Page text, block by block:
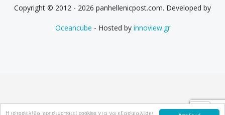
Η ιστοσελίδα χρησιμοποιεί cookies για να εξασφαλίσει
Copyright © 2012 - 2026 panhellenicpost.com. Developed by
Oceancube - Hosted by innoview.gr